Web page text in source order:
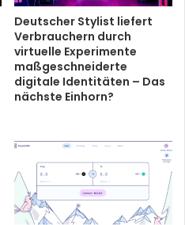
Deutscher Stylist liefert
Verbrauchern durch
virtuelle Experimente
maßgeschneiderte
digitale Identitäten – Das
nächste Einhorn?